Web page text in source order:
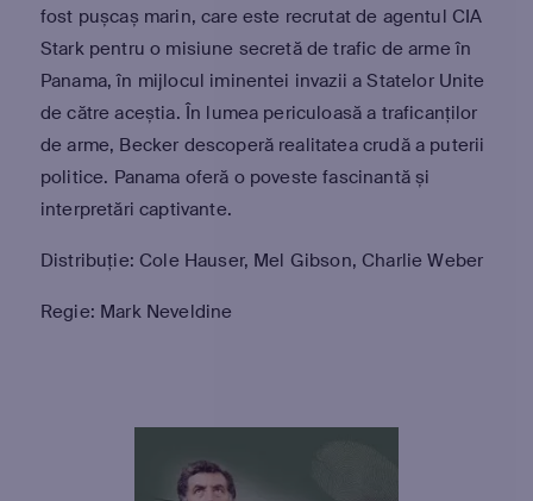
fost pușcaș marin, care este recrutat de agentul CIA
Stark pentru o misiune secretă de trafic de arme în
Panama, în mijlocul iminentei invazii a Statelor Unite
de către aceștia. În lumea periculoasă a traficanților
de arme, Becker descoperă realitatea crudă a puterii
politice. Panama oferă o poveste fascinantă și
interpretări captivante.
Distribuție: Cole Hauser, Mel Gibson, Charlie Weber
Regie: Mark Neveldine